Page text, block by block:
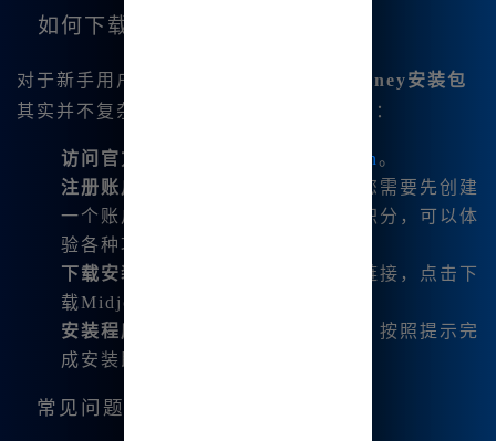
如何下载Midjourney安装包
对于新手用户来说，获取和安装
Midjourney安装包
其实并不复杂。我为大家整理了以下步骤：
访问官方网站 www.bzu.cn。
注册账户
：如果您是第一次使用，您需要先创建
一个账户。注册后，您将获得免费积分，可以体
验各种功能。
下载安装包
：在官网上，找到下载链接，点击下
载Midjourney中文版安装包。
安装程序
：双击下载完成的安装包，按照提示完
成安装即可。
常见问题解答